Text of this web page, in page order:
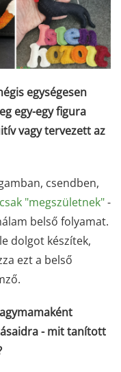
egységesen
egy-egy figura
vagy tervezett az
csendben,
"megszületnek"-
belső folyamat.
dolgot készítek,
ezt a belső
- mit tanított